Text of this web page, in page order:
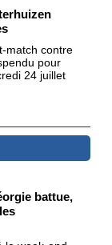
match contre
pour
24 juillet
battue,